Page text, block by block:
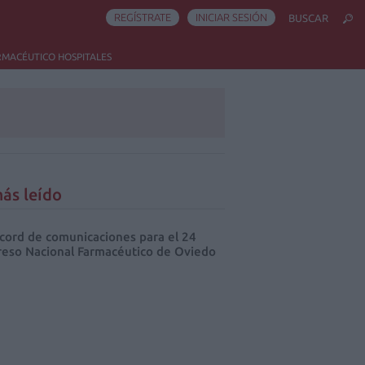
HOSPITALES
REGÍSTRATE INICIAR SESIÓN BUSCAR
leído
de comunicaciones para el 24
Nacional Farmacéutico de Oviedo